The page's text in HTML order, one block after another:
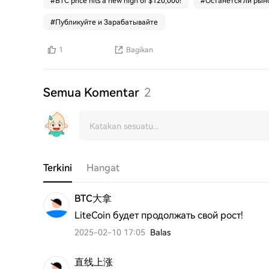
#Публикуйте и Зарабатывайте
1 Bagikan
Semua Komentar 2
Terkini Hangat
BTC大拿
LiteCoin будет продолжать свой рост!
2025-02-10 17:05 Balas
直线上涨